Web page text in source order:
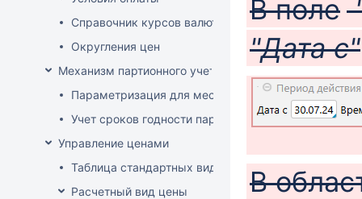
Справочник курсов валют
Округления цен
Механизм партионного учета
Параметризация для места хранения механизма
Учет сроков годности партий
Управление ценами
Таблица стандартных видов цен
Расчетный вид цены
В поле
"Дата с"
В